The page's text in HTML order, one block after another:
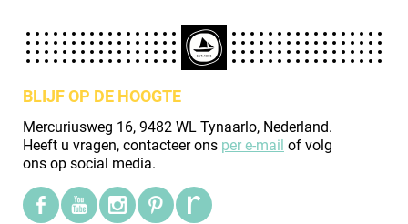
BLIJF OP DE HOOGTE
Mercuriusweg 16, 9482 WL Tynaarlo, Nederland.
Heeft u vragen, contacteer ons per e-mail of volg
ons op social media.